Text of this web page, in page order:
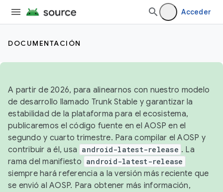
Acceder
DOCUMENTACIÓN
A partir de 2026, para alinearnos con nuestro modelo
de desarrollo llamado Trunk Stable y garantizar la
estabilidad de la plataforma para el ecosistema,
publicaremos el código fuente en el AOSP en el
segundo y cuarto trimestre. Para compilar el AOSP y
contribuir a él, usa android-latest-release . La
rama del manifiesto android-latest-release
siempre hará referencia a la versión más reciente que
se envió al AOSP. Para obtener más información,